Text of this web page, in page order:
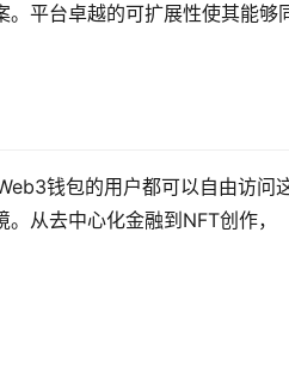
平台卓越的可扩展性使其能够
钱包的用户都可以自由访问
从去中心化金融到NFT创作，